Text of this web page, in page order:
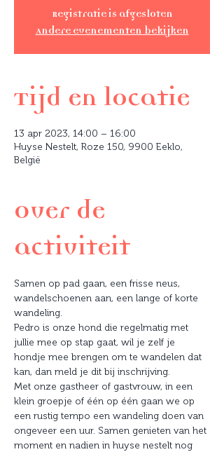
Registratie is afgesloten
Andere evenementen bekijken
Tijd en locatie
13 apr 2023, 14:00 – 16:00
Huyse Nestelt, Roze 150, 9900 Eeklo,
België
Over de
activiteit
Samen op pad gaan, een frisse neus,
wandelschoenen aan, een lange of korte
wandeling.
Pedro is onze hond die regelmatig met
jullie mee op stap gaat, wil je zelf je
hondje mee brengen om te wandelen dat
kan, dan meld je dit bij inschrijving.
Met onze gastheer of gastvrouw, in een
klein groepje of één op één gaan we op
een rustig tempo een wandeling doen van
ongeveer een uur. Samen genieten van het
moment en nadien in huyse nestelt nog